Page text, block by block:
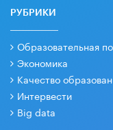
РУБРИКИ
Образовательная
Экономика
Качество
Интервести
Big data